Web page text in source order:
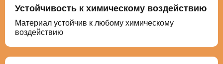
Устойчивость к химическому воздействию
Материал устойчив к любому химическому
воздействию